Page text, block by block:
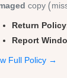
copy
Return
Report
Full Policy →